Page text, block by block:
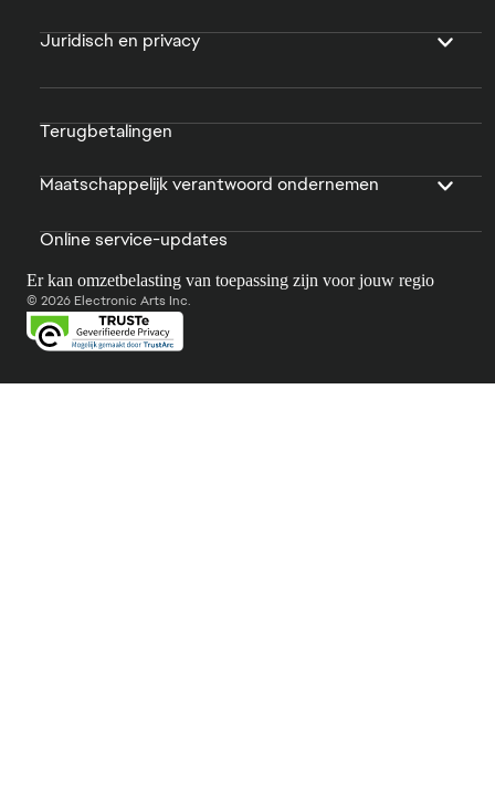
Juridisch en privacy
Terugbetalingen
Maatschappelijk verantwoord ondernemen
Online service-updates
Er kan omzetbelasting van toepassing zijn voor jouw regio
© 2026 Electronic Arts Inc.